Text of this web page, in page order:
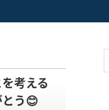
考える
とう😊